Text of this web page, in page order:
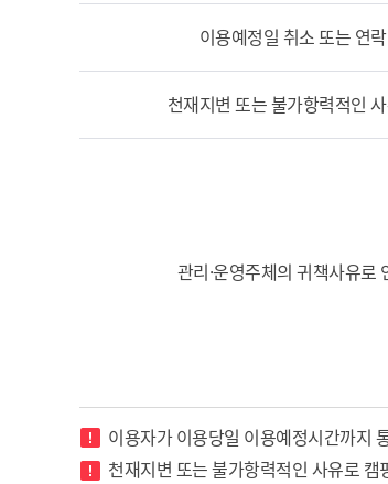
이용예정일 취소 또는 연
천재지변 또는 불가항력적인
관리·운영주체의 귀책사유로
이용자가 이용당일 이용예정시간까지
천재지변 또는 불가항력적인 사유로